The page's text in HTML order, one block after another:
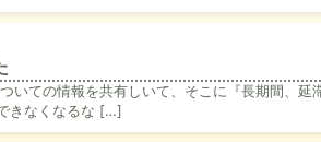
いての情報を共有しいて、そこに『長期間、延
きなくなるな […]